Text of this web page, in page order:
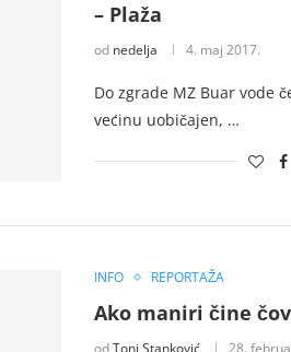
– Plaža
od nedelja 4. maj 2017.
Do zgrade MZ Buar vode
većinu uobičajen, …
INFO REPORTAŽA
Ako maniri čine